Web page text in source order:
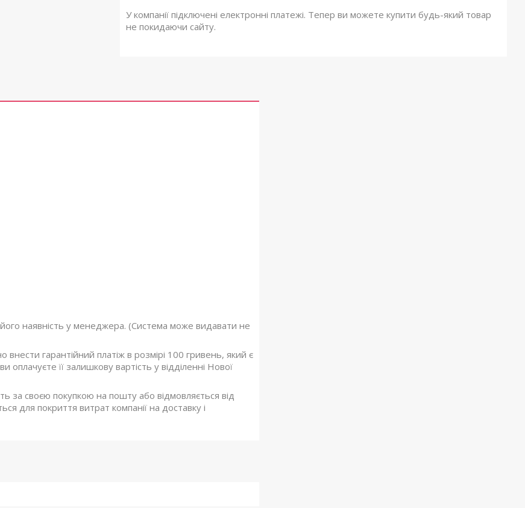
У компанії підключені електронні платежі. Тепер ви можете купити будь-який товар
не покидаючи сайту.
наявність у менеджера. (Система може видавати не
гарантійний платіж в розмірі 100 гривень, який є
її залишкову вартість у відділенні Нової
за своєю покупкою на пошту або відмовляється від
для покриття витрат компанії на доставку і